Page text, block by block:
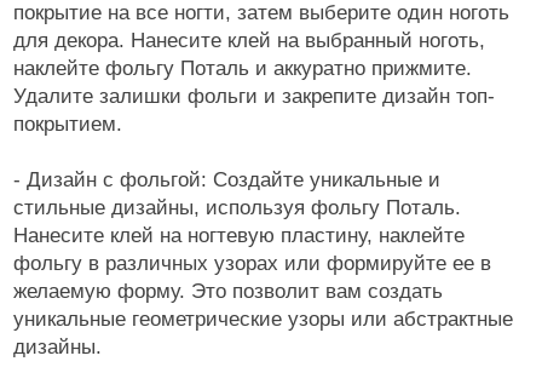
Соты, конфетти, ромбики, миксы
Стемпинг - дизайн ногтей
Стразы, жемчуг, пикси
Шестигранники/Крупные блестки
Краски для дизайна
ФИМО - резиновые аппликации, штанги
Инструменты
покрытие на все ногти, затем выберите один ноготь
для декора. Нанесите клей на выбранный ноготь,
наклейте фольгу Поталь и аккуратно прижмите.
Удалите залишки фольги и закрепите дизайн топ-
покрытием.
- Дизайн с фольгой: Создайте уникальные и
стильные дизайны, используя фольгу Поталь.
Нанесите клей на ногтевую пластину, наклейте
фольгу в различных узорах или формируйте ее в
желаемую форму. Это позволит вам создать
уникальные геометрические узоры или абстрактные
дизайны.